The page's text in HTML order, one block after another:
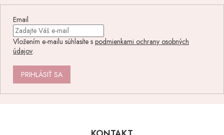
Email
Vložením e-mailu súhlasíte s podmienkami ochrany osobných
údajov.
PRIHLÁSIŤ SA